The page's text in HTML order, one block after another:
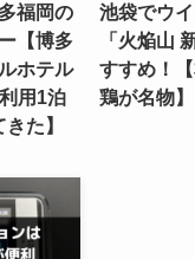
福岡の
【博多
ホテル
用1泊
た】
池袋でウ
「火焔山
すすめ！
鶏が名物】